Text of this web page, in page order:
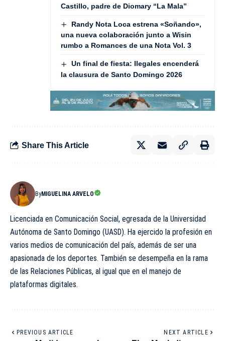
Castillo, padre de Diomary “La Mala”
Randy Nota Loca estrena «Soñando»,
una nueva colaboración junto a Wisin
rumbo a Romances de una Nota Vol. 3
Un final de fiesta: Ilegales encenderá
la clausura de Santo Domingo 2026
Share This Article
ByMIGUELINA ARVELO
Licenciada en Comunicación Social, egresada de la Universidad
Autónoma de Santo Domingo (UASD). Ha ejercido la profesión en
varios medios de comunicación del país, además de ser una
apasionada de los deportes. También se desempeña en la rama
de las Relaciones Públicas, al igual que en el manejo de
plataformas digitales.
PREVIOUS ARTICLE NEXT ARTICLE